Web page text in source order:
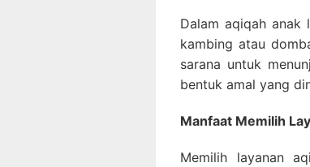
Dalam aqiqah anak
kambing atau
sarana untuk
bentuk amal yang
Manfaat Memilih
Memilih layanan